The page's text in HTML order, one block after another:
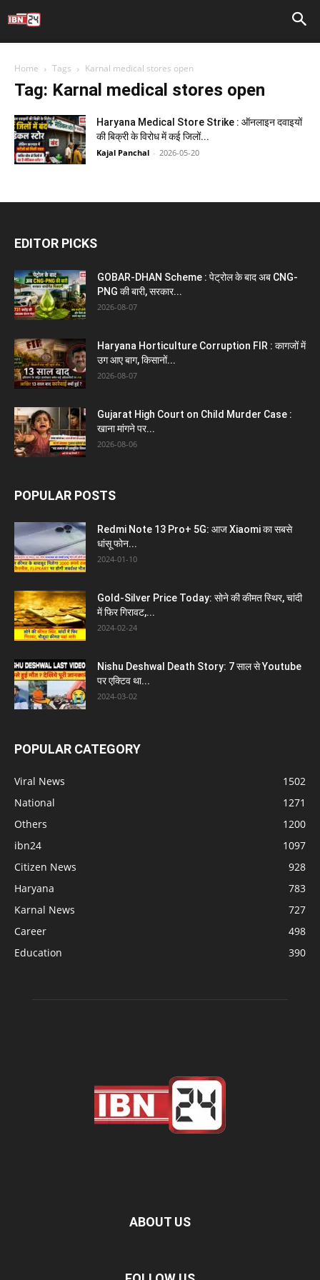
Home Tags Karnal medical stores open
Tag: Karnal medical stores open
Haryana Medical Store Strike : ऑनलाइन दवाइयों
की बिक्री के विरोध में कई जिलों...
Kajal Panchal - 2026-05-20
EDITOR PICKS
GOBAR-DHAN Scheme : पेट्रोल के बाद अब CNG-
PNG की बारी, सरकार...
2026-08-07
Haryana Horticulture Corruption FIR : कागजों में
उग आए बाग, किसानों...
2026-08-07
Gujarat High Court on Child Murder Case :
खाना मांगने पर...
2026-08-06
POPULAR POSTS
Redmi Note 13 Pro+ 5G: आज Xiaomi का सबसे
धांसू फोन...
2024-01-10
Gold-Silver Price Today: सोने की कीमत स्थिर, चांदी
में फिर गिरावट,...
2024-02-24
Nishu Deshwal Death Story: 7 साल से Youtube
पर एक्टिव था...
2024-03-02
POPULAR CATEGORY
Viral News
1502
National
1271
Others
1200
ibn24
1097
Citizen News
928
Haryana
783
Karnal News
727
Career
498
Education
390
ABOUT US